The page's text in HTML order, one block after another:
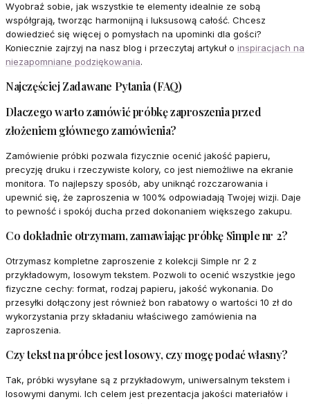
Wyobraź sobie, jak wszystkie te elementy idealnie ze sobą
współgrają, tworząc harmonijną i luksusową całość. Chcesz
dowiedzieć się więcej o pomysłach na upominki dla gości?
Koniecznie zajrzyj na nasz blog i przeczytaj artykuł o inspiracjach na
niezapomniane podziękowania.
Najczęściej Zadawane Pytania (FAQ)
Dlaczego warto zamówić próbkę zaproszenia przed
złożeniem głównego zamówienia?
Zamówienie próbki pozwala fizycznie ocenić jakość papieru,
precyzję druku i rzeczywiste kolory, co jest niemożliwe na ekranie
monitora. To najlepszy sposób, aby uniknąć rozczarowania i
upewnić się, że zaproszenia w 100% odpowiadają Twojej wizji. Daje
to pewność i spokój ducha przed dokonaniem większego zakupu.
Co dokładnie otrzymam, zamawiając próbkę Simple nr 2?
Otrzymasz kompletne zaproszenie z kolekcji Simple nr 2 z
przykładowym, losowym tekstem. Pozwoli to ocenić wszystkie jego
fizyczne cechy: format, rodzaj papieru, jakość wykonania. Do
przesyłki dołączony jest również bon rabatowy o wartości 10 zł do
wykorzystania przy składaniu właściwego zamówienia na
zaproszenia.
Czy tekst na próbce jest losowy, czy mogę podać własny?
Tak, próbki wysyłane są z przykładowym, uniwersalnym tekstem i
losowymi danymi. Ich celem jest prezentacja jakości materiałów i